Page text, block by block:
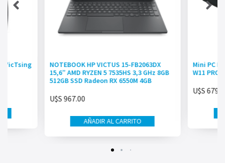
VicTsing
NOTEBOOK HP VICTUS 15-FB2063DX
15,6” AMD RYZEN 5 7535HS 3,3 GHz 8GB
512GB SSD Radeon RX 6550M 4GB
U$S 967.00
AÑADIR AL CARRITO
Mini PC
W11 PRO
U$S